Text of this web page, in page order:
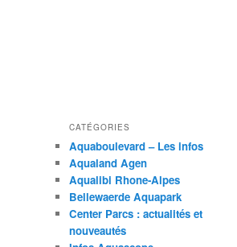
CATÉGORIES
Aquaboulevard – Les infos
Aqualand Agen
Aqualibi Rhone-Alpes
Bellewaerde Aquapark
Center Parcs : actualités et
nouveautés